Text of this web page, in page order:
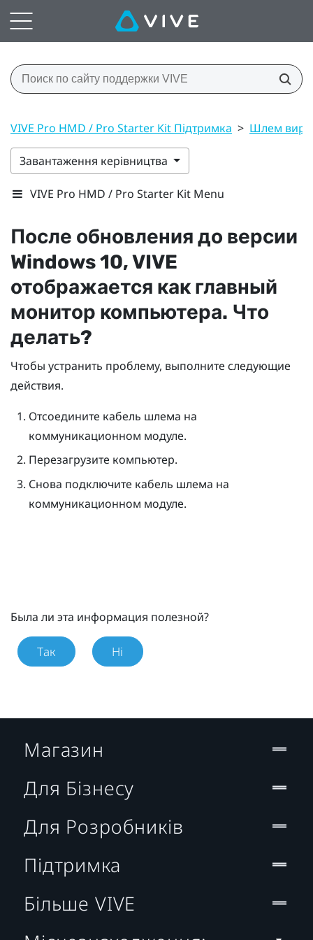
VIVE Pro HMD / Pro Starter Kit Підтримка > Шлем
Завантаження керівництва
VIVE Pro HMD / Pro Starter Kit Menu
После обновления до версии
Windows10,VIVE
отображается как главный
монитор компьютера. Что
делать?
Чтобы устранить проблему, выполните следующие
действия.
Отсоедините кабель шлема на
коммуникационном модуле.
Перезагрузите компьютер.
Снова подключите кабель шлема на
коммуникационном модуле.
Была ли эта информация полезной?
Так Ні
Магазин
Для Бізнесу
Для Розробників
Підтримка
Більше VIVE